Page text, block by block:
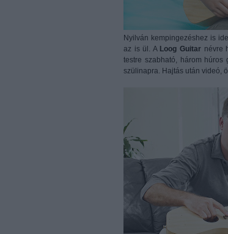
Nyilván kempingezéshez is
az is ül. A Loog Guitar névre
testre szabható, három húros
szülinapra. Hajtás után videó,